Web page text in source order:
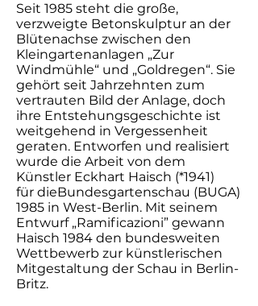
Seit 1985 steht die große,
verzweigte Betonskulptur an der
Blütenachse zwischen den
Kleingartenanlagen „Zur
Windmühle“ und „Goldregen“. Sie
gehört seit Jahrzehnten zum
vertrauten Bild der Anlage, doch
ihre Entstehungsgeschichte ist
weitgehend in Vergessenheit
geraten. Entworfen und realisiert
wurde die Arbeit von dem
Künstler Eckhart Haisch (*1941)
für dieBundesgartenschau (BUGA)
1985 in West-Berlin. Mit seinem
Entwurf „Ramificazioni” gewann
Haisch 1984 den bundesweiten
Wettbewerb zur künstlerischen
Mitgestaltung der Schau in Berlin-
Britz.